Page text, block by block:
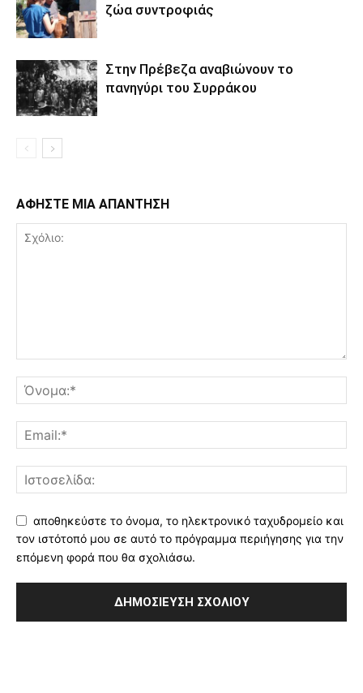
ζώα συντροφιάς
Στην Πρέβεζα αναβιώνουν το
πανηγύρι του Συρράκου
ΑΦΗΣΤΕ ΜΙΑ ΑΠΑΝΤΗΣΗ
αποθηκεύστε το όνομα, το ηλεκτρονικό ταχυδρομείο και
τον ιστότοπό μου σε αυτό το πρόγραμμα περιήγησης για την
επόμενη φορά που θα σχολιάσω.